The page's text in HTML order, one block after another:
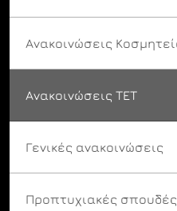
Ανακοινώσεις
Ανακοινώσεις ΤΕΤ
Γενικές ανακοινώσεις
Προπτυχιακές σπουδές